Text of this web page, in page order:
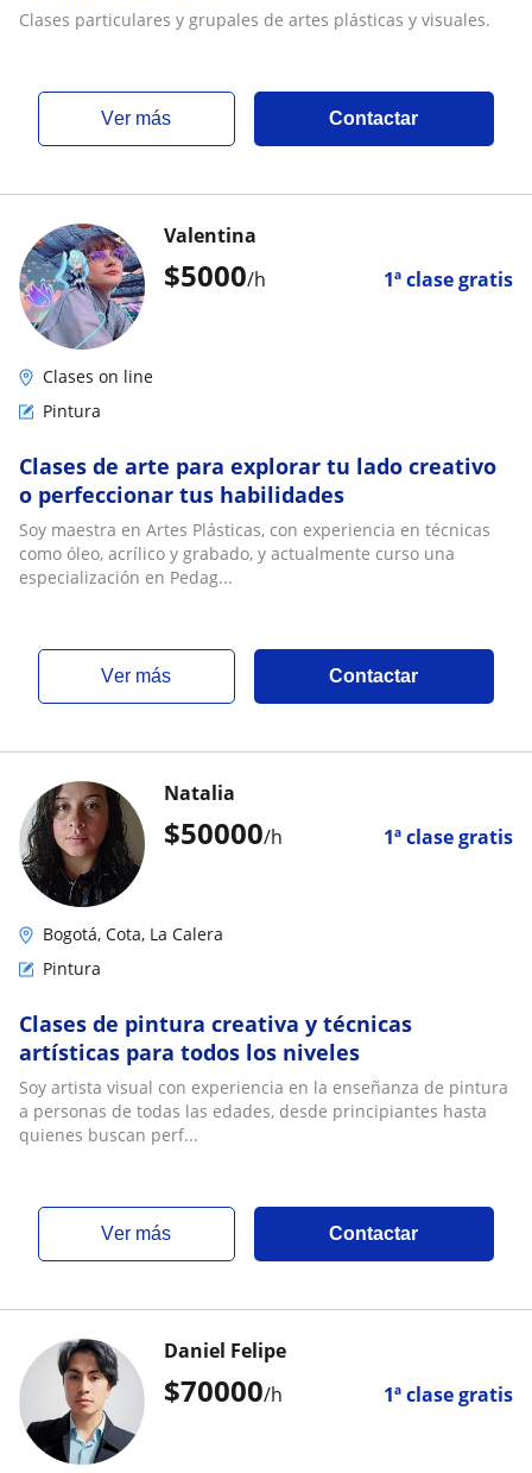
Clases particulares y grupales de artes plásticas y visuales.
ver más Contactar
$5000/h 1ª clase gratis
Valentina
Clases on line
Pintura
Clases de arte para explorar tu lado creativo
o perfeccionar tus habilidades
Soy maestra en Artes Plásticas, con experiencia en técnicas
como óleo, acrílico y grabado, y actualmente curso una
especialización en Pedag...
ver más Contactar
$50000/h 1ª clase gratis
Natalia
Bogotá, Cota, La Calera
Pintura
Clases de pintura creativa y técnicas
artísticas para todos los niveles
Soy artista visual con experiencia en la enseñanza de pintura
a personas de todas las edades, desde principiantes hasta
quienes buscan perf...
ver más Contactar
$70000/h 1ª clase gratis
Daniel Felipe